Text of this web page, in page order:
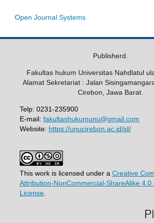
Open Journal Systems
Publisherd.
Fakultas hukum Universitas Nahdlatul
Alamat Sekretariat : Jalan
Cirebon, Jawa Barat.
Telp: 0231-235900
E-mail: fakultashukumunu@gmail.com
Website: https://unucirebon.ac.id/id/
This work is licensed under a Creative
Attribution-NonCommercial-ShareAlike 4.0
License.